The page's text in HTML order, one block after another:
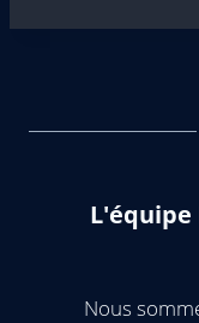
L'équipe
Nous